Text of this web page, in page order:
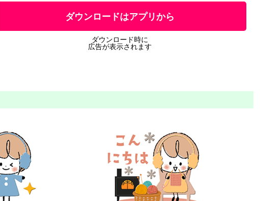
ダウンロードはアプリから
ダウンロード時に
広告が表示されます